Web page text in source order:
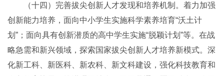
（十四）完善拔尖创新人才发现和培养机制。着力加强
创新能力培养，面向中小学生实施科学素养培育“沃土计
划”；面向具有创新潜质的高中学生实施“脱颖计划”等。在战
略急需和新兴领域，探索国家拔尖创新人才培养新模式。深
化新工科、新医科、新农科、新文科建设，强化科技教育和